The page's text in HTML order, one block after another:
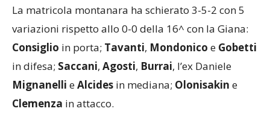
La matricola montanara ha schierato 3-5-2 con 5
variazioni rispetto allo 0-0 della 16^ con la Giana:
Consiglio in porta; Tavanti, Mondonico e Gobetti
in difesa; Saccani, Agosti, Burrai, l’ex Daniele
Mignanelli eAlcides in mediana; Olonisakin e
Clemenza in attacco.